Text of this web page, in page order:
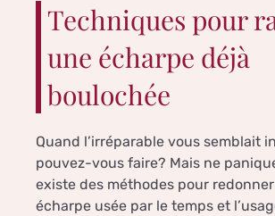
Techniques pour
une écharpe déjà
boulochée
Quand l’irréparable vous semblait
pouvez-vous faire? Mais ne
existe des méthodes pour
écharpe usée par le temps et